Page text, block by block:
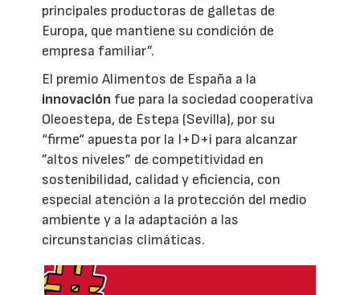
principales productoras de galletas de
Europa, que mantiene su condición de
empresa familiar”.
El premio Alimentos de España a la
innovación fue para la sociedad cooperativa
Oleoestepa, de Estepa (Sevilla), por su
“firme“ apuesta por la I+D+i para alcanzar
”altos niveles” de competitividad en
sostenibilidad, calidad y eficiencia, con
especial atención a la protección del medio
ambiente y a la adaptación a las
circunstancias climáticas.